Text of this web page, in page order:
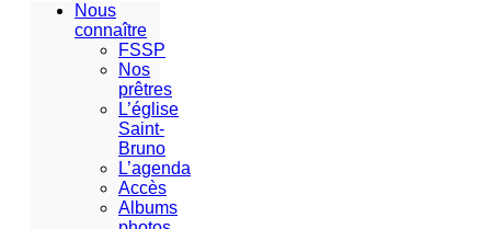
Nous
connaître
FSSP
Nos
prêtres
L’église
Saint-
Bruno
L’agenda
Accès
Albums